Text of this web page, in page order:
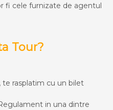
fi cele furnizate de agentul
Tour?
te rasplatim cu un bilet
in una dintre